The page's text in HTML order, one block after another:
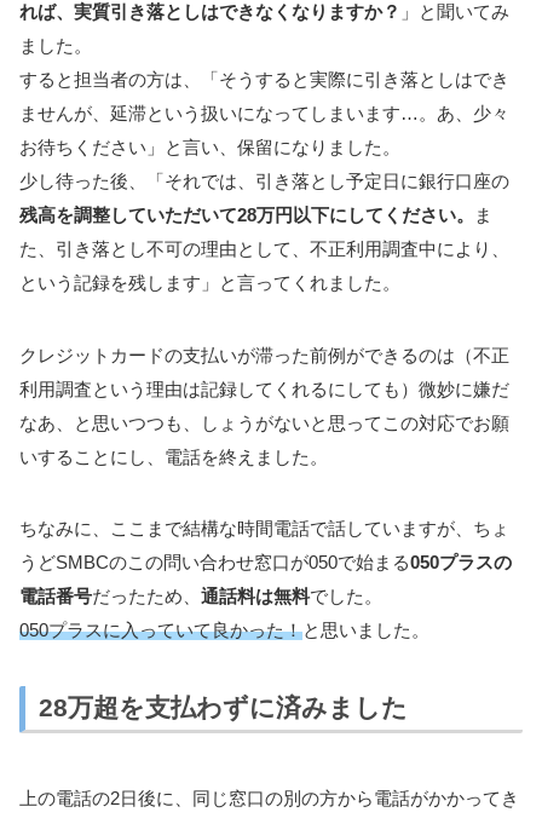
れば、実質引き落としはできなくなりますか？ 」と聞いてみ
ました。
すると担当者の方は、「そうすると実際に引き落としはでき
ませんが、延滞という扱いになってしまいます…。あ、少々
お待ちください」と言い、保留になりました。
少し待った後、「それでは、引き落とし予定日に銀行口座の
残高を調整していただいて28万円以下にしてください。
ま
た、引き落とし不可の理由として、不正利用調査中により、
という記録を残します」と言ってくれました。
クレジットカードの支払いが滞った前例ができるのは（不正
利用調査という理由は記録してくれるにしても）微妙に嫌だ
なあ、と思いつつも、しょうがないと思ってこの対応でお願
いすることにし、電話を終えました。
ちなみに、ここまで結構な時間電話で話していますが、ちょ
うどSMBCのこの問い合わせ窓口が050で始まる050プラスの
電話番号だったため、 通話料は無料でした。
050プラスに入っていて良かった！と思いました。
28万超を支払わずに済みました
上の電話の2日後に、同じ窓口の別の方から電話がかかってき